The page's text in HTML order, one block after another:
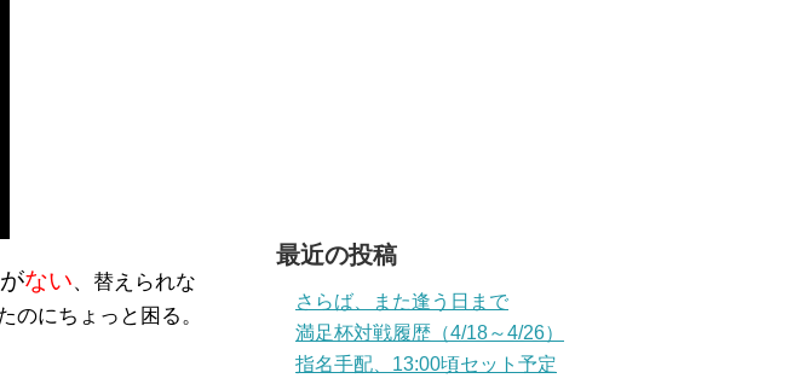
ない、替えられな
のにちょっと困る。
最近の投稿
さらば、また逢う日まで
満足杯対戦履歴（4/18～4/26）
指名手配、13:00頃セット予定